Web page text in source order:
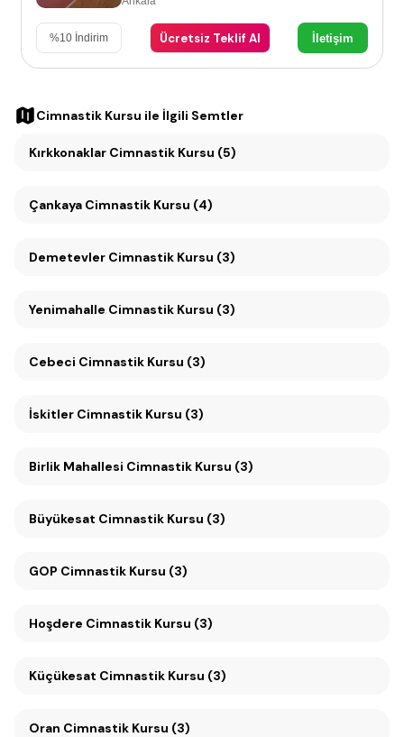
%10 İndirim Ücretsiz Teklif Al İletişim
Cimnastik Kursu ile İlgili Semtler
Kırkkonaklar Cimnastik Kursu (5)
Çankaya Cimnastik Kursu (4)
Demetevler Cimnastik Kursu (3)
Yenimahalle Cimnastik Kursu (3)
Cebeci Cimnastik Kursu (3)
İskitler Cimnastik Kursu (3)
Birlik Mahallesi Cimnastik Kursu (3)
Büyükesat Cimnastik Kursu (3)
GOP Cimnastik Kursu (3)
Hoşdere Cimnastik Kursu (3)
Küçükesat Cimnastik Kursu (3)
Oran Cimnastik Kursu (3)